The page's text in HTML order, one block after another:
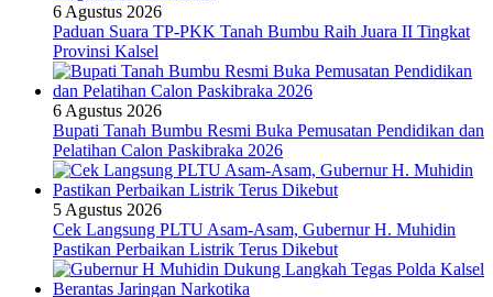
6 Agustus 2026
Paduan Suara TP-PKK Tanah Bumbu Raih Juara II Tingkat
Provinsi Kalsel
6 Agustus 2026
Bupati Tanah Bumbu Resmi Buka Pemusatan Pendidikan dan
Pelatihan Calon Paskibraka 2026
5 Agustus 2026
Cek Langsung PLTU Asam-Asam, Gubernur H. Muhidin
Pastikan Perbaikan Listrik Terus Dikebut